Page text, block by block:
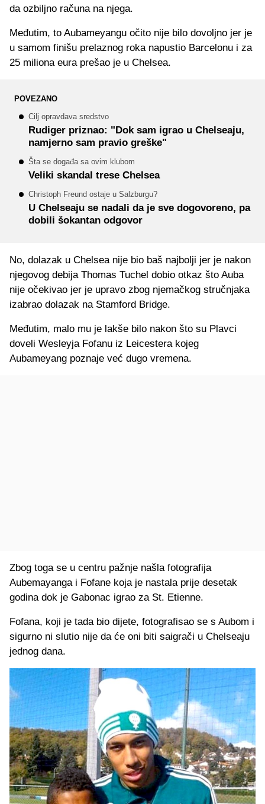
da ozbiljno računa na njega.
Međutim, to Aubameyangu očito nije bilo dovoljno jer je
u samom finišu prelaznog roka napustio Barcelonu i za
25 miliona eura prešao je u Chelsea.
POVEZANO
Cilj opravdava sredstvo
Rudiger priznao: "Dok sam igrao u Chelseaju,
namjerno sam pravio greške"
Šta se događa sa ovim klubom
Veliki skandal trese Chelsea
Christoph Freund ostaje u Salzburgu?
U Chelseaju se nadali da je sve dogovoreno, pa
dobili šokantan odgovor
No, dolazak u Chelsea nije bio baš najbolji jer je nakon
njegovog debija Thomas Tuchel dobio otkaz što Auba
nije očekivao jer je upravo zbog njemačkog stručnjaka
izabrao dolazak na Stamford Bridge.
Međutim, malo mu je lakše bilo nakon što su Plavci
doveli Wesleyja Fofanu iz Leicestera kojeg
Aubameyang poznaje već dugo vremena.
Zbog toga se u centru pažnje našla fotografija
Aubemayanga i Fofane koja je nastala prije desetak
godina dok je Gabonac igrao za St. Etienne.
Fofana, koji je tada bio dijete, fotografisao se s Aubom i
sigurno ni slutio nije da će oni biti saigrači u Chelseaju
jednog dana.